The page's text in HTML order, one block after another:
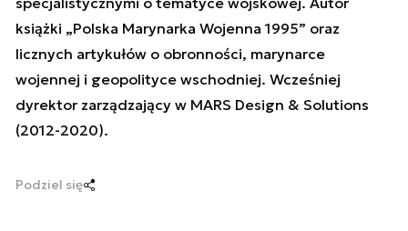
książki „Polska Marynarka Wojenna 1995” oraz
licznych artykułów o obronności, marynarce
wojennej i geopolityce wschodniej. Wcześniej
dyrektor zarządzający w MARS Design & Solutions
(2012-2020).
Podziel się